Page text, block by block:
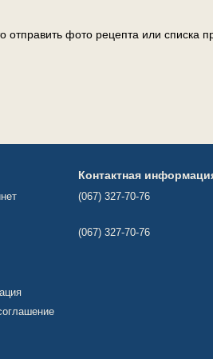
отправить фото рецепта или списка
Контактная
(067) 327-70-76
(067) 327-70-76